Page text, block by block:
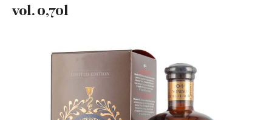
vol. 0,70l
Bildergalerie überspringen